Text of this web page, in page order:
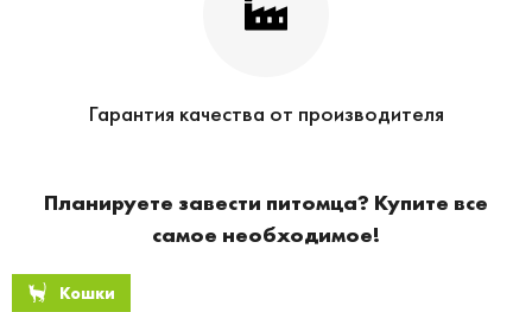
Гарантия качества от производителя
Планируете завести питомца? Купите все
самое необходимое!
Кошки